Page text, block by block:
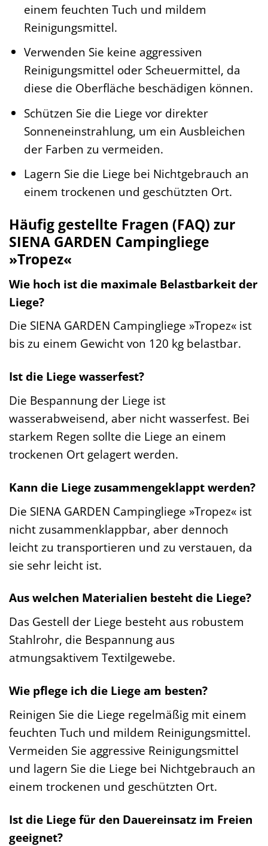
einem feuchten Tuch und mildem
Reinigungsmittel.
Verwenden Sie keine aggressiven
Reinigungsmittel oder Scheuermittel, da
diese die Oberfläche beschädigen können.
Schützen Sie die Liege vor direkter
Sonneneinstrahlung, um ein Ausbleichen
der Farben zu vermeiden.
Lagern Sie die Liege bei Nichtgebrauch an
einem trockenen und geschützten Ort.
Häufig gestellte Fragen (FAQ) zur
SIENA GARDEN Campingliege
»Tropez«
Wie hoch ist die maximale Belastbarkeit der
Liege?
Die SIENA GARDEN Campingliege »Tropez« ist
bis zu einem Gewicht von 120 kg belastbar.
Ist die Liege wasserfest?
Die Bespannung der Liege ist
wasserabweisend, aber nicht wasserfest. Bei
starkem Regen sollte die Liege an einem
trockenen Ort gelagert werden.
Kann die Liege zusammengeklappt werden?
Die SIENA GARDEN Campingliege »Tropez« ist
nicht zusammenklappbar, aber dennoch
leicht zu transportieren und zu verstauen, da
sie sehr leicht ist.
Aus welchen Materialien besteht die Liege?
Das Gestell der Liege besteht aus robustem
Stahlrohr, die Bespannung aus
atmungsaktivem Textilgewebe.
Wie pflege ich die Liege am besten?
Reinigen Sie die Liege regelmäßig mit einem
feuchten Tuch und mildem Reinigungsmittel.
Vermeiden Sie aggressive Reinigungsmittel
und lagern Sie die Liege bei Nichtgebrauch an
einem trockenen und geschützten Ort.
Ist die Liege für den Dauereinsatz im Freien
geeignet?